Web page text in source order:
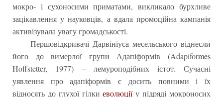
мокро- і сухоносими приматами, викликало бурхливе
зацікавлення у науковців, а вдала промоційна кампанія
активізувала увагу громадськості.
Першовідкривачі Дарвініуса месельського віднесли
його до вимерлої групи Адапіформів (Adapiformes
Hoffstetter, 1977) – лемуроподібних істот. Сучасні
уявлення про адапіформів є досить повними і їх
відносять до глухої гілкиеволюціїу підряді мокроносих